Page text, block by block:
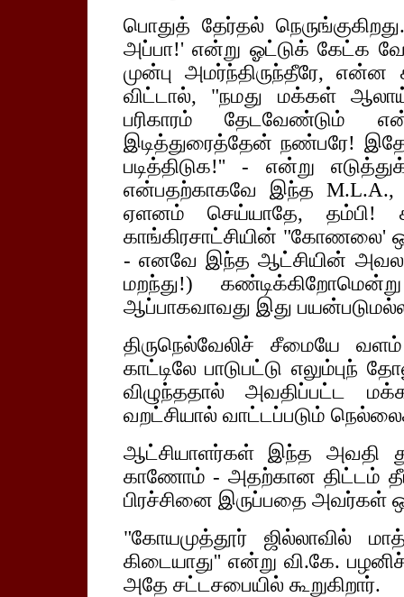
பொதுத் தேர்தல்
அப்பா!' என்று ஓட்டுக் கேட்க
முன்பு அமர்ந்திருந்தீரே, என்ன
விட்டால், "நமது மக்கள்
பரிகாரம் தேடவேண்டும்
இடித்துரைத்தேன் நண்பரே!
படித்திடுக!'' - என்று
என்பதற்காகவே இந்த M.L.A.,
ஏளனம் செய்யாதே, தம்பி!
காங்கிரசாட்சியின் "கோணலை'
- எனவே இந்த ஆட்சியின்
மறந்து!)
ஆப்பாகவாவது இது
திருநெல்வேலிச் சீமையே
காட்டிலே பாடுபட்டு எலும்புந்
விழுந்ததால் அவதிப்பட்ட
வறட்சியால் வாட்டப்படும்
ஆட்சியாளர்கள் இந்த அவதி
காணோம் - அதற்கான திட்டம்
பிரச்சினை இருப்பதை அவர்கள்
"கோயமுத்தூர் ஜில்லாவில்
கிடையாது'' என்று வி.கே.
அதே சட்டசபையில் கூறுகிறார்.